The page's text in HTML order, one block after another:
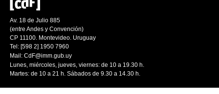
Av. 18 de Julio 885
(entre Andes y Convención)
CP 11100. Montevideo. Uruguay
Tel: [598 2] 1950 7960
Mail: CdF@imm.gub.uy
Lunes, miércoles, jueves, viernes: de 10 a 19.30 h.
Martes: de 10 a 21 h. Sábados de 9.30 a 14.30 h.